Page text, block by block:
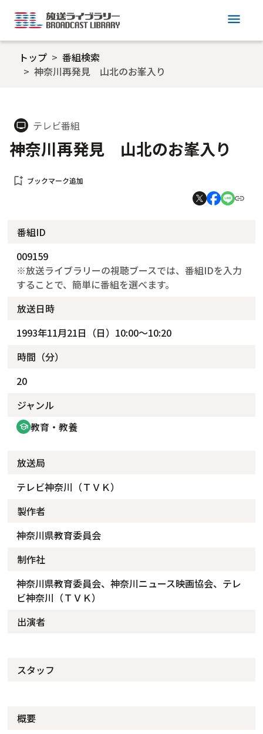
menu
トップ
番組検索
神奈川再発見 山北のお峯入り
tv テレビ番組
神奈川再発見 山北のお峯入り
bookmark_add ブックマーク追加
番組ID
009159
※放送ライブラリーの視聴ブースでは、番組IDを入力
することで、簡単に番組を選べます。
放送日時
1993年11月21日（日）10:00～10:20
時間（分）
20
ジャンル
school 教育・教養
放送局
テレビ神奈川（ＴＶＫ）
製作者
神奈川県教育委員会
制作社
神奈川県教育委員会、神奈川ニュース映画協会、テレ
ビ神奈川（ＴＶＫ）
出演者
スタッフ
概要